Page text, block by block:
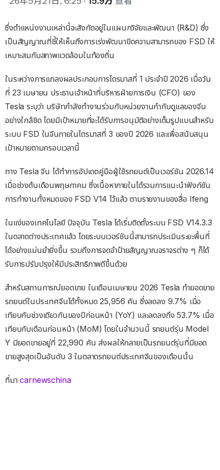
ซึ่งตำแหน่งงานเหล่านี้จะสังกัดอยู่ในแผนกวิจัยและพัฒนา (R&D) ซึ่ง
เป็นสัญญาณที่ชี้ให้เห็นถึงการเร่งพัฒนาขีดความสามารถของ FSD ให้
เหมาะสมกับสภาพแวดล้อมในท้องถิ่น
ในระหว่างการแถลงผลประกอบการไตรมาสที่ 1 ประจำปี 2026 เมื่อวัน
ที่ 23 เมษายน ประธานเจ้าหน้าที่บริหารฝ่ายการเงิน (CFO) ของ
Tesla ระบุว่า บริษัทกำลังทำงานร่วมกับหน่วยงานกำกับดูแลของจีน
อย่างใกล้ชิด โดยมีเป้าหมายที่จะได้รับการอนุมัติอย่างเต็มรูปแบบสำหรับ
ระบบ FSD ในจีนภายในไตรมาสที่ 3 ของปี 2026 และเพื่อสนับสนุน
เป้าหมายตามกรอบเวลานี้
ทาง Tesla จีน ได้ทำการอัปเดตคู่มือผู้ใช้รถยนต์เป็นเวอร์ชัน 2026.14
เมื่อช่วงต้นเดือนพฤษภาคม ซึ่งเนื้อหาภายในได้รวมการแนะนำฟังก์ชัน
การทำงานทั้งหมดของ FSD V14 ไว้แล้ว ตามรายงานของสื่อ Ifeng
ในแง่ของเทคโนโลยี ปัจจุบัน Tesla ได้เริ่มติดตั้งระบบ FSD V14.3.3
ในตลาดต่างประเทศแล้ว โดยระบบเวอร์ชันนี้สามารถประเมินระยะพื้นที่
ได้อย่างแม่นยำยิ่งขึ้น รวมถึงการจดจำป้ายสัญญาณจราจรต่าง ๆ ก็ได้
รับการปรับปรุงให้มีประสิทธิภาพดีขึ้นด้วย
สำหรับสถานการณ์ยอดขาย ในเดือนเมษายน 2026 Tesla ทำยอดขาย
รถยนต์ในประเทศจีนได้ทั้งหมด 25,956 คัน ซึ่งลดลง 9.7% เมื่อ
เทียบกับช่วงเดียวกันของปีก่อนหน้า (YoY) และลดลงถึง 53.7% เมื่อ
เทียบกับเดือนก่อนหน้า (MoM) โดยในจำนวนนี้ รถยนต์รุ่น Model
Y มียอดขายอยู่ที่ 22,990 คัน ส่งผลให้กลายเป็นรถยนต์รุ่นที่มียอด
ขายสูงสุดเป็นอันดับ 3 ในตลาดรถยนต์ประเทศจีนของเดือนนั้น
ที่มาcarnewschina